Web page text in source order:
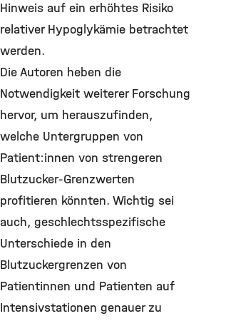
Hinweis auf ein erhöhtes Risiko
relativer Hypoglykämie betrachtet
werden.
Die Autoren heben die
Notwendigkeit weiterer Forschung
hervor, um herauszufinden,
welche Untergruppen von
Patient:innen von strengeren
Blutzucker-Grenzwerten
profitieren könnten. Wichtig sei
auch, geschlechtsspezifische
Unterschiede in den
Blutzuckergrenzen von
Patientinnen und Patienten auf
Intensivstationen genauer zu